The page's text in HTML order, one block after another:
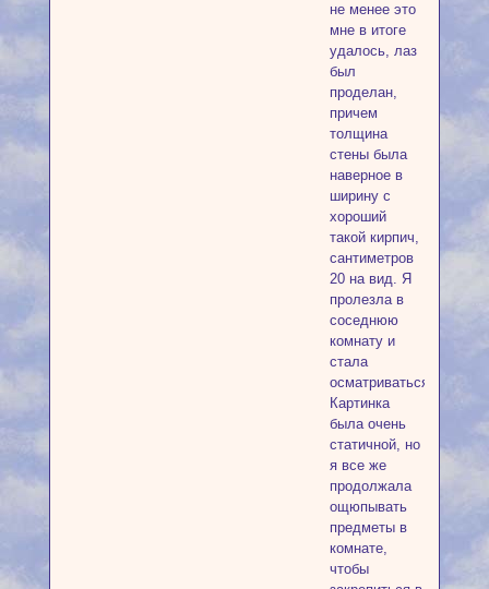
не менее это
мне в итоге
удалось, лаз
был
проделан,
причем
толщина
стены была
наверное в
ширину с
хороший
такой кирпич,
сантиметров
20 на вид. Я
пролезла в
соседнюю
комнату и
стала
осматриваться.
Картинка
была очень
статичной, но
я все же
продолжала
ощюпывать
предметы в
комнате,
чтобы